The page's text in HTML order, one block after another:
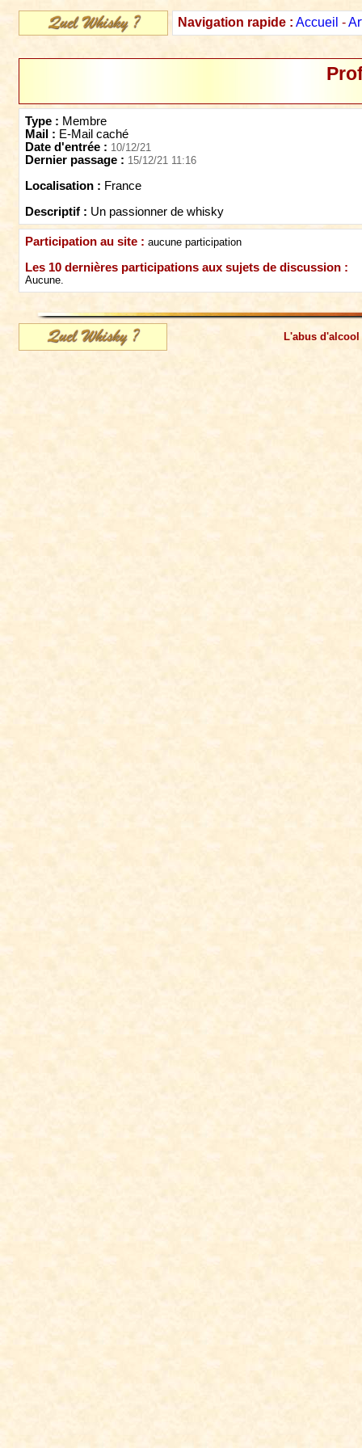
Navigation rapide : Accueil -
Type : Membre
Mail : E-Mail caché
Date d'entrée : 10/12/21
Dernier passage : 15/12/21 11:16
Localisation : France
Descriptif : Un passionner de whisky
Participation au site : aucune participation
Les 10 dernières participations aux sujets de discussion :
Aucune.
L'abus